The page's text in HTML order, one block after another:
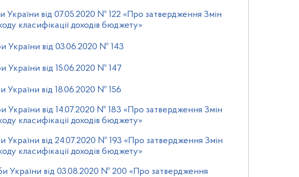
України від 07.05.2020 № 122 «Про затвердження Змін
класифікації доходів бюджету»
України від 03.06.2020 № 143
України від 15.06.2020 № 147
України від 18.06.2020 № 156
України від 14.07.2020 № 183 «Про затвердження Змін
класифікації доходів бюджету»
України від 24.07.2020 № 193 «Про затвердження Змін
класифікації доходів бюджету»
України від 03.08.2020 № 200 «Про затвердження